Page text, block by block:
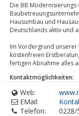
Die BB Modernisierungs
Hausumbau und
Deutschlands aktiv und
Im Vordergrund
kostenfreien
fertigen Abnahme alles
Kontaktmöglichkeiten:
Web:
EMail:
Telefon:
0228/